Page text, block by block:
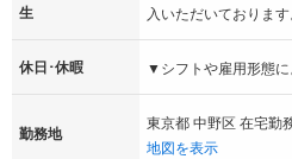
生
入いただいております
休日･休暇 ▼シフトや雇用形態に
勤務地
東京都 中野区 在宅勤
地図を表示